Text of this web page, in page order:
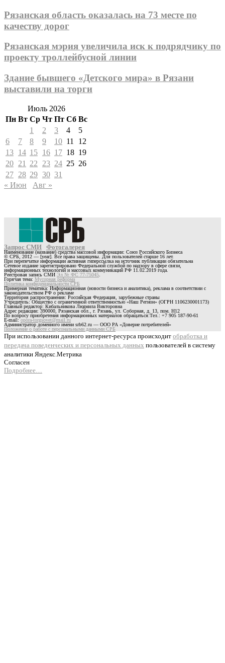
Рязанская область оказалась на 73 месте по
качеству дорог
Рязанская мэрия увеличила иск к подрядчику по
проекту троллейбусной линии
Здание бывшего «Детского мира» в Рязани
выставили на торги
Июль 2026
Пн Вт Ср Чт Пт Сб Вс
1
2 3 4
5
6
7 8 9 10 11
12
13 14 15 16 17 18 19
20 21 22 23 24 25 26
27 28 29 30 31
« Июн
Авг »
Запрос СМИ Фотогалерея
Наименование (название) средства массовой информации: Союз Российского Бизнеса
© СРБ, 2012 — [year]. Все права защищены. Для пользователей старше 16 лет.
При перепечатке информации активная гиперссылка на источник публикации обязательна
Сетевое издание зарегистрировано Федеральной службой по надзору в сфере связи,
информационных технологий и массовых коммуникаций РФ 11.02.2019 года.
Реестровая запись СМИ Эл № ФС 77-75045
Горячая тема: Мусорная реформа
Политика конфиденциальности СРБ
Примерная тематика: Информационная (новости бизнеса и аналитика), реклама в соответствии с
законодательством РФ о рекламе
Территория распространения: Российская Федерация, зарубежные страны
Учредитель: Общество с ограниченной ответственностью «Наш Регион» (ОГРН 1106230001173)
Главный редактор: Кибальникова Людмила Викторовна
Адрес редакции: 390000, Рязанская обл., г. Рязань, ул. Соборная, д. 13, пом. Н12
По вопросу приобретения информационных материалов обращаться:Тел.: +7 905 187-90-61
E-mail:opora-torgsovet@mail.ru
Администратор доменного имени srb62.ru — ООО РА «Доверие потребителей»
Положение о работе с персональными данными СРБ
При использовании данного интернет-ресурса происходит обработка и
передача поведенческих и персональных данных пользователей в систему
аналитики Яндекс.Метрика
Согласен
Подробнее…